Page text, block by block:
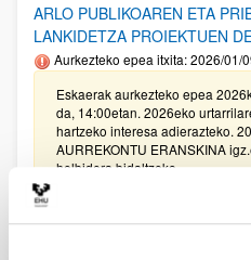
ARLO PUBLIKOAREN ETA
LANKIDETZA PROIEKTUEN
Aurkezteko epea itxita: 2026/01/
Eskaerak aurkezteko epea
da, 14:00etan. 2026eko
hartzeko interesa adierazteko.
AURREKONTU ERANSKINA
helbidera bidaltzeko.
Unibertsitatea-Enpresa-